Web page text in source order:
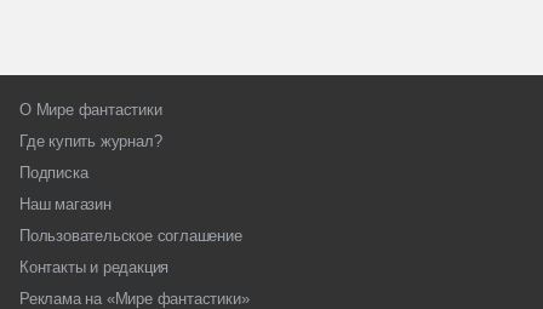
О Мире фантастики
Где купить журнал?
Подписка
Наш магазин
Пользовательское соглашение
Контакты и редакция
Реклама на «Мире фантастики»